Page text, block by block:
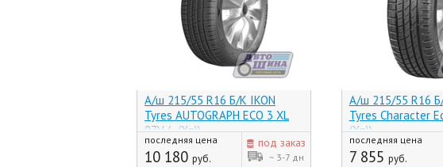
А/ш 215/55 R16 Б/К IKON
Tyres AUTOGRAPH ECO 3 XL
97V (-, (Хр))
последняя цена
10 180 руб.
под заказ
~ 3-7 дн
А/ш 215/55 R16
Tyres Character
(Хр))
последняя цена
7 855 руб.